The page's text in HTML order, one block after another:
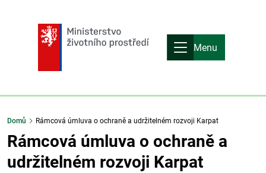
Menu
Domů Rámcová úmluva o ochraně a udržitelném rozvoji Karpat
Rámcová úmluva o ochraně a
udržitelném rozvoji Karpat